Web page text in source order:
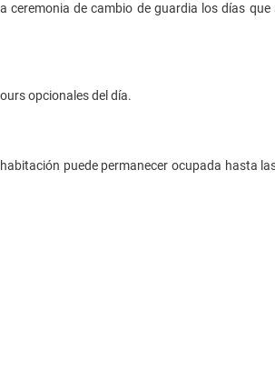
de cambio de guardia los días
opcionales del día.
puede permanecer ocupada hasta